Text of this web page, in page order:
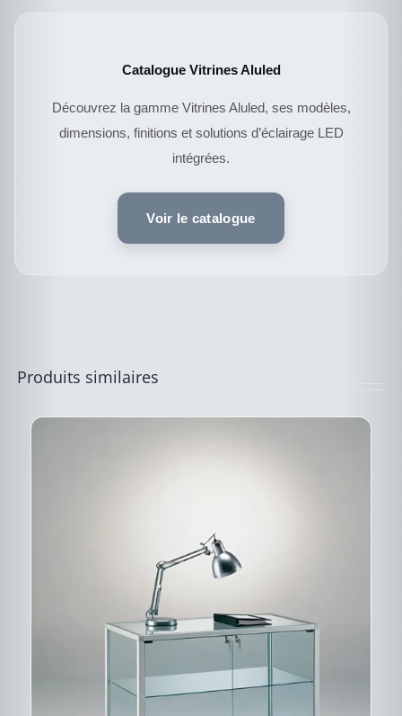
Catalogue Vitrines Aluled
Découvrez la gamme Vitrines Aluled, ses modèles,
dimensions, finitions et solutions d’éclairage LED
intégrées.
Voir le catalogue
Produits similaires
PRODUIT
PRODUIT
VARIATIONS.